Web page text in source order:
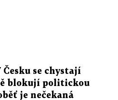
se chystají
blokují politickou
je nečekaná